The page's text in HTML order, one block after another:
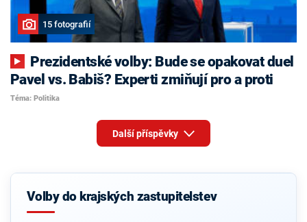
15 fotografií
Pavel vs. Babiš? Experti zmiňují pro a proti
Téma: Politika
Další příspěvky
Volby do krajských zastupitelstev